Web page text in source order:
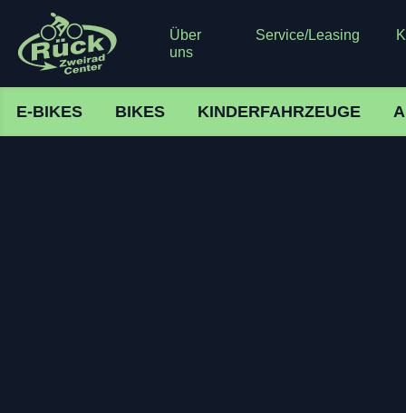
Über
uns
Service/Leasing
E-BIKES BIKES KINDERFAHRZEUGE